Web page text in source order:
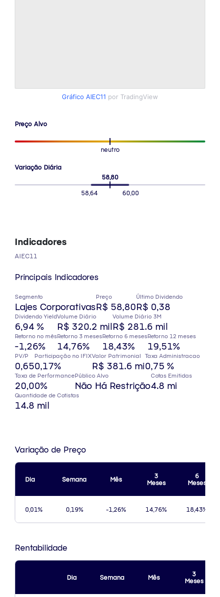
Gráfico AIEC11 por TradingView
Preço Alvo
neutro
Variação Diária
58,80
58,64
60,00
Indicadores
AIEC11
Principais Indicadores
Segmento
Lajes Corporativas
Preço
R$ 58,80
Último Dividendo
R$ 0,38
Dividendo Yield
6,94 %
Volume Diário
R$ 320.2 mil
Volume Diário 3M
R$ 281.6 mil
Retorno no mês
-1,26%
Retorno 3 meses
14,76%
Retorno 6 meses
18,43%
Retorno 12 meses
19,51%
PV/P
0,65
Participação no IFIX
0,17%
Valor Patrimonial
R$ 381.6 mi
Taxa Administracao
0,75 %
Taxa de Performance
20,00%
Público Alvo
Não Há Restrição
Cotas Emitidas
4.8 mi
Quantidade de Cotistas
14.8 mil
Variação de Preço
Dia Semana Mês
3
Meses
6
Meses
0,01% 0,19% -1,26% 14,76% 18,43%
Rentabilidade
Dia Semana Mês
3
Meses